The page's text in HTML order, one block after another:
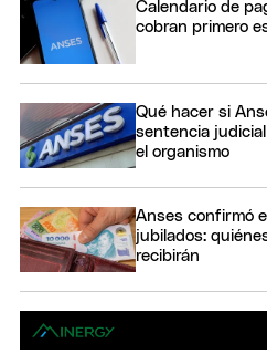
Calendario de
cobran primero
Qué hacer si
sentencia
el organismo
Anses confirmó
jubilados:
recibirán